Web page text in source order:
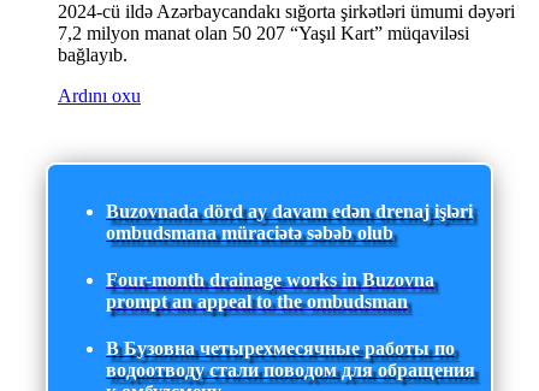
2024-cü ildə Azərbaycandakı sığorta şirkətləri ümumi dəyəri
7,2 milyon manat olan 50 207 “Yaşıl Kart” müqaviləsi
bağlayıb.
Ardını oxu
Buzovnada dörd ay davam edən drenaj işləri
ombudsmana müraciətə səbəb olub
Four-month drainage works in Buzovna
prompt an appeal to the ombudsman
В Бузовна четырехмесячные работы по
водоотводу стали поводом для обращения